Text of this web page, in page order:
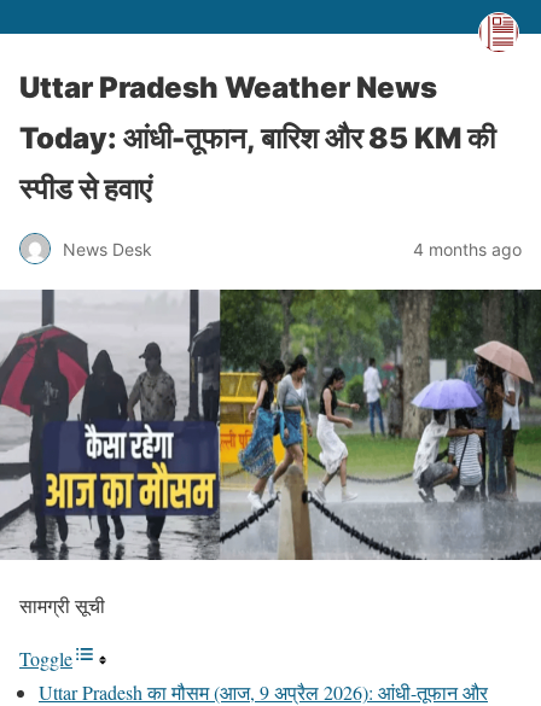
Uttar Pradesh Weather News
Today: आंधी-तूफान, बारिश और 85 KM की
स्पीड से हवाएं
News Desk 4 months ago
सामग्री सूची
Toggle
Uttar Pradesh का मौसम (आज, 9 अप्रैल 2026): आंधी-तूफान और